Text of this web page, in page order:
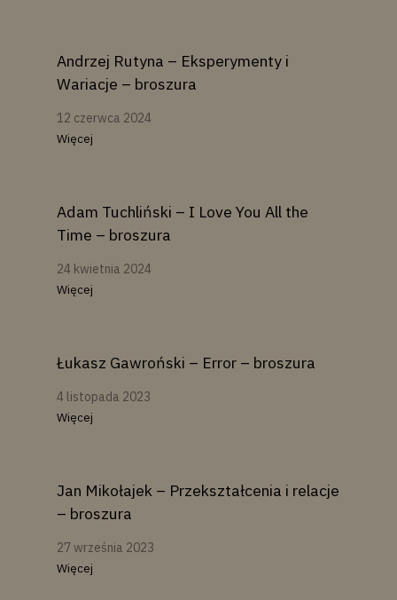
Andrzej Rutyna – Eksperymenty i
Wariacje – broszura
12 czerwca 2024
Więcej
Adam Tuchliński – I Love You All the
Time – broszura
24 kwietnia 2024
Więcej
Łukasz Gawroński – Error – broszura
4 listopada 2023
Więcej
Jan Mikołajek – Przekształcenia i relacje
– broszura
27 września 2023
Więcej